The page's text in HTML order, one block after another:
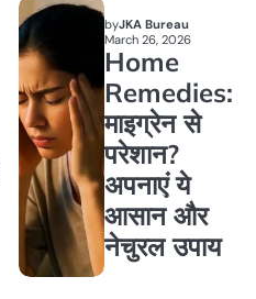
byJKA Bureau
March 26, 2026
Home
Remedies:
माइग्रेन से
परेशान?
अपनाएं ये
आसान और
नेचुरल उपाय